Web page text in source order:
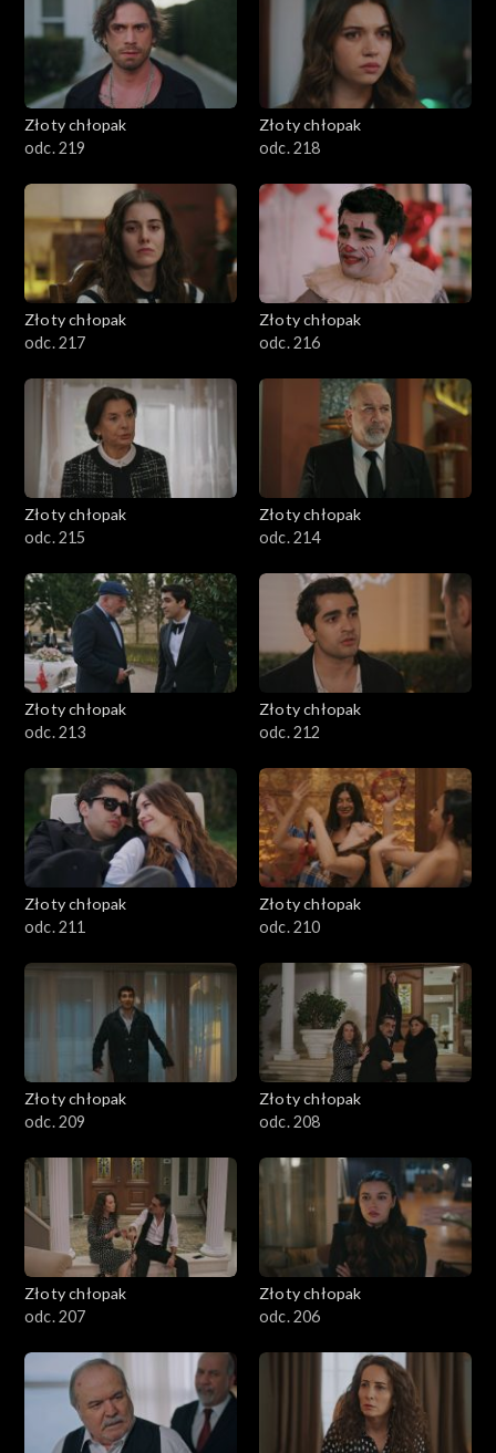
Złoty chłopak
odc. 219
Złoty chłopak
odc. 218
Złoty chłopak
odc. 217
Złoty chłopak
odc. 216
Złoty chłopak
odc. 215
Złoty chłopak
odc. 214
Złoty chłopak
odc. 213
Złoty chłopak
odc. 212
Złoty chłopak
odc. 211
Złoty chłopak
odc. 210
Złoty chłopak
odc. 209
Złoty chłopak
odc. 208
Złoty chłopak
odc. 207
Złoty chłopak
odc. 206